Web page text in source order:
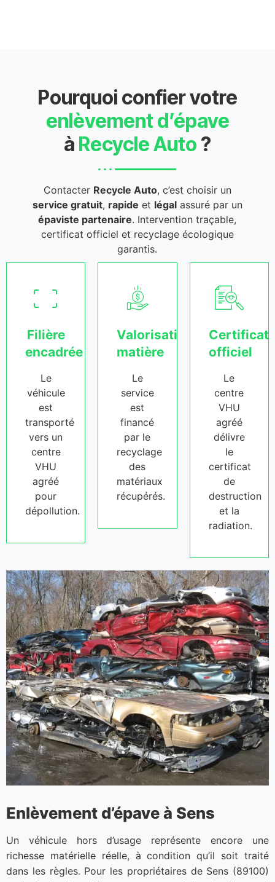
Pourquoi confier votre
enlèvement d’épave
à Recycle Auto ?
Contacter Recycle Auto, c’est choisir un
service gratuit, rapide et légalassuré par un
épaviste partenaire. Intervention traçable,
certificat officiel et recyclage écologique
garantis.
Filière
encadrée
Le
véhicule
est
transporté
vers un
centre
VHU
agréé
pour
dépollution.
Valorisation
matière
Le
service
est
financé
par le
recyclage
des
matériaux
récupérés.
Certificat
officiel
Le
centre
VHU
agréé
délivre
le
certificat
de
destruction
et la
radiation.
Enlèvement d’épave à Sens
Un véhicule hors d’usage représente encore une
richesse matérielle réelle, à condition qu’il soit traité
dans les règles. Pour les propriétaires de Sens (89100)